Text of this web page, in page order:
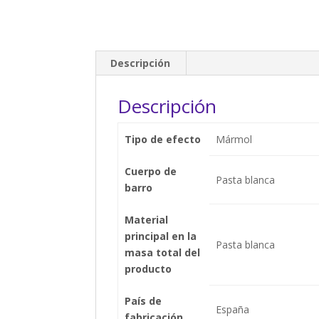
Descripción
Descripción
Tipo de efecto Mármol
Cuerpo de
barro
Pasta blanca
Material
principal en la
masa total del
producto
Pasta blanca
País de
España